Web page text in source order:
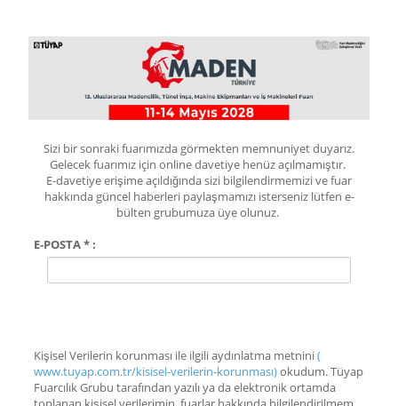
Sizi bir sonraki fuarımızda görmekten memnuniyet duyarız.
Gelecek fuarımız için online davetiye henüz açılmamıştır.
E-davetiye erişime açıldığında sizi bilgilendirmemizi ve fuar
hakkında güncel haberleri paylaşmamızı isterseniz lütfen e-
bülten grubumuza üye olunuz.
E-POSTA * :
Kişisel Verilerin korunması ile ilgili aydınlatma metnini(
www.tuyap.com.tr/kisisel-verilerin-korunması)okudum. Tüyap
Fuarcılık Grubu tarafından yazılı ya da elektronik ortamda